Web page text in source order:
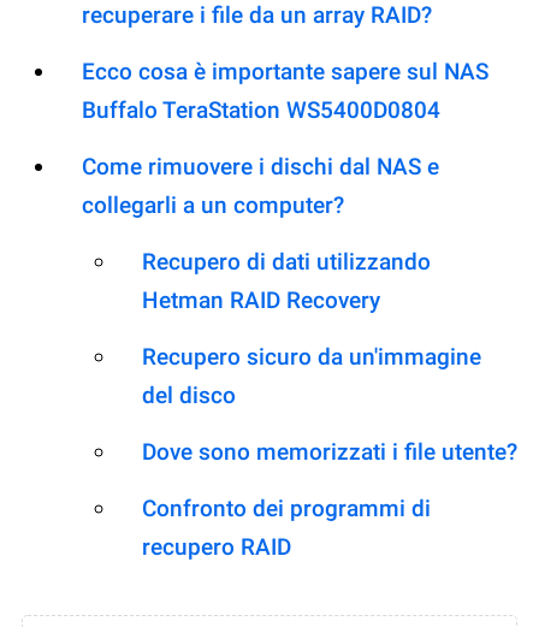
recuperare i file da un array RAID?
Ecco cosa è importante sapere sul NAS
Buffalo TeraStation WS5400D0804
Come rimuovere i dischi dal NAS e
collegarli a un computer?
Recupero di dati utilizzando
Hetman RAID Recovery
Recupero sicuro da un'immagine
del disco
Dove sono memorizzati i file utente?
Confronto dei programmi di
recupero RAID